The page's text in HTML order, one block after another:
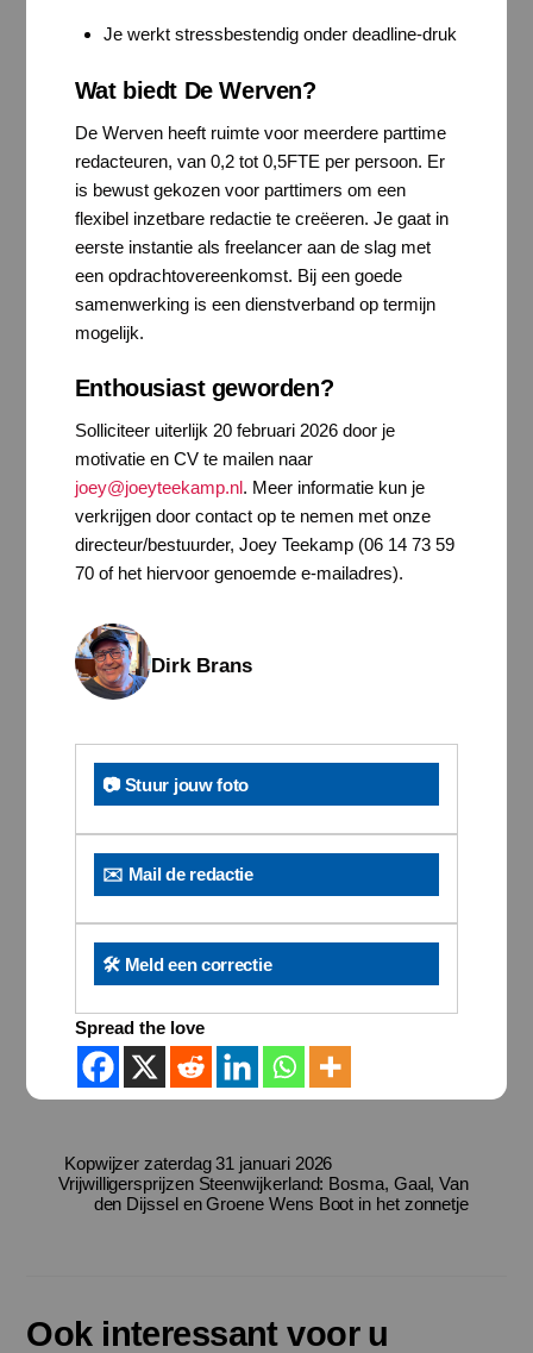
Je werkt stressbestendig onder deadline-druk
Wat biedt De Werven?
De Werven heeft ruimte voor meerdere parttime
redacteuren, van 0,2 tot 0,5FTE per persoon. Er
is bewust gekozen voor parttimers om een
flexibel inzetbare redactie te creëeren. Je gaat in
eerste instantie als freelancer aan de slag met
een opdrachtovereenkomst. Bij een goede
samenwerking is een dienstverband op termijn
mogelijk.
Enthousiast geworden?
Solliciteer uiterlijk 20 februari 2026 door je
motivatie en CV te mailen naar
joey@joeyteekamp.nl. Meer informatie kun je
verkrijgen door contact op te nemen met onze
directeur/bestuurder, Joey Teekamp (06 14 73 59
70 of het hiervoor genoemde e-mailadres).
Dirk Brans
📷 Stuur jouw foto
✉️ Mail de redactie
🛠️ Meld een correctie
Spread the love
Kopwijzer zaterdag 31 januari 2026
Vrijwilligersprijzen Steenwijkerland: Bosma, Gaal, Van
den Dijssel en Groene Wens Boot in het zonnetje
Ook interessant voor u